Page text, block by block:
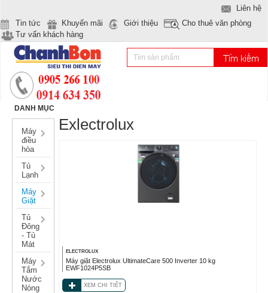
Liên hệ
Tin tức
Khuyến mãi Giới thiệu
Cho thuê văn phòng
Tư vấn khách hàng
DANH MỤC
Máy
điều
hòa
Tủ
Lạnh
Máy
Giặt
Tủ
Đông
- Tủ
Mát
Máy
Tắm
Nước
Nóng
Exlectrolux
ELECTROLUX
Máy giặt Electrolux UltimateCare 500 Inverter 10 kg
EWF1024P5SB
XEM CHI TIẾT